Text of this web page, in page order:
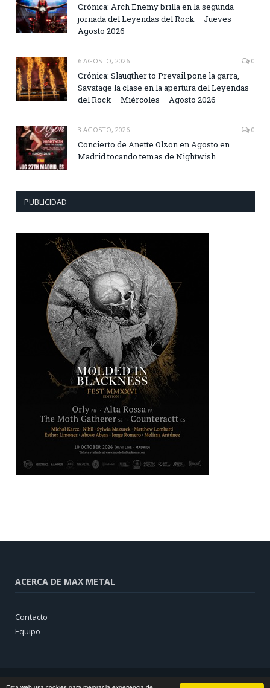
Crónica: Arch Enemy brilla en la segunda
jornada del Leyendas del Rock – Jueves –
Agosto 2026
6 AGOSTO, 2026 0
Crónica: Slaugther to Prevail pone la garra,
Savatage la clase en la apertura del Leyendas
del Rock – Miércoles – Agosto 2026
3 AGOSTO, 2026 0
Concierto de Anette Olzon en Agosto en
Madrid tocando temas de Nightwish
PUBLICIDAD
ACERCA DE MAX METAL
Contacto
Equipo